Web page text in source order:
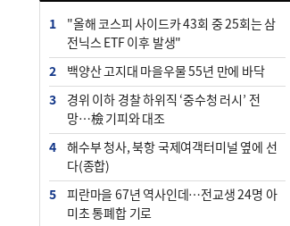
1
"올해 코스피 사이드카 43회 중 25회는 삼
전닉스 ETF 이후 발생"
2
백양산 고지대 마을우물 55년 만에 바닥
3
경위 이하 경찰 하위직 ‘중수청 러시’ 전
망…檢 기피와 대조
4
해수부 청사, 북항 국제여객터미널 옆에 선
다(종합)
5
피란마을 67년 역사인데…전교생 24명 아
미초 통폐합 기로